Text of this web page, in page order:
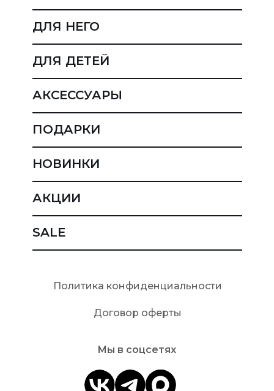
ДЛЯ НЕГО
ДЛЯ ДЕТЕЙ
АКСЕССУАРЫ
ПОДАРКИ
НОВИНКИ
АКЦИИ
SALE
Мы в соцсетях
Политика конфиденциальности
Договор оферты